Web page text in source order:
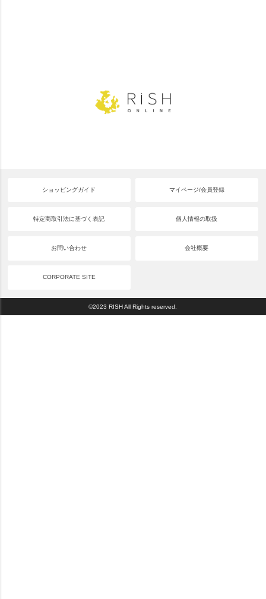
ショッピングガイド マイページ/会員登録
特定商取引法に基づく表記 個人情報の取扱
お問い合わせ 会社概要
CORPORATE SITE
©2023 RISH All Rights reserved.